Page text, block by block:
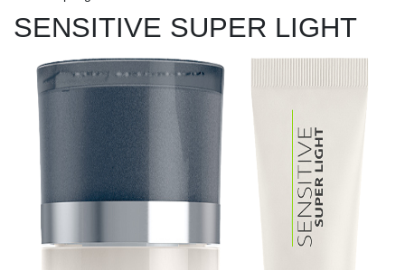
SENSITIVE SUPER LIGHT